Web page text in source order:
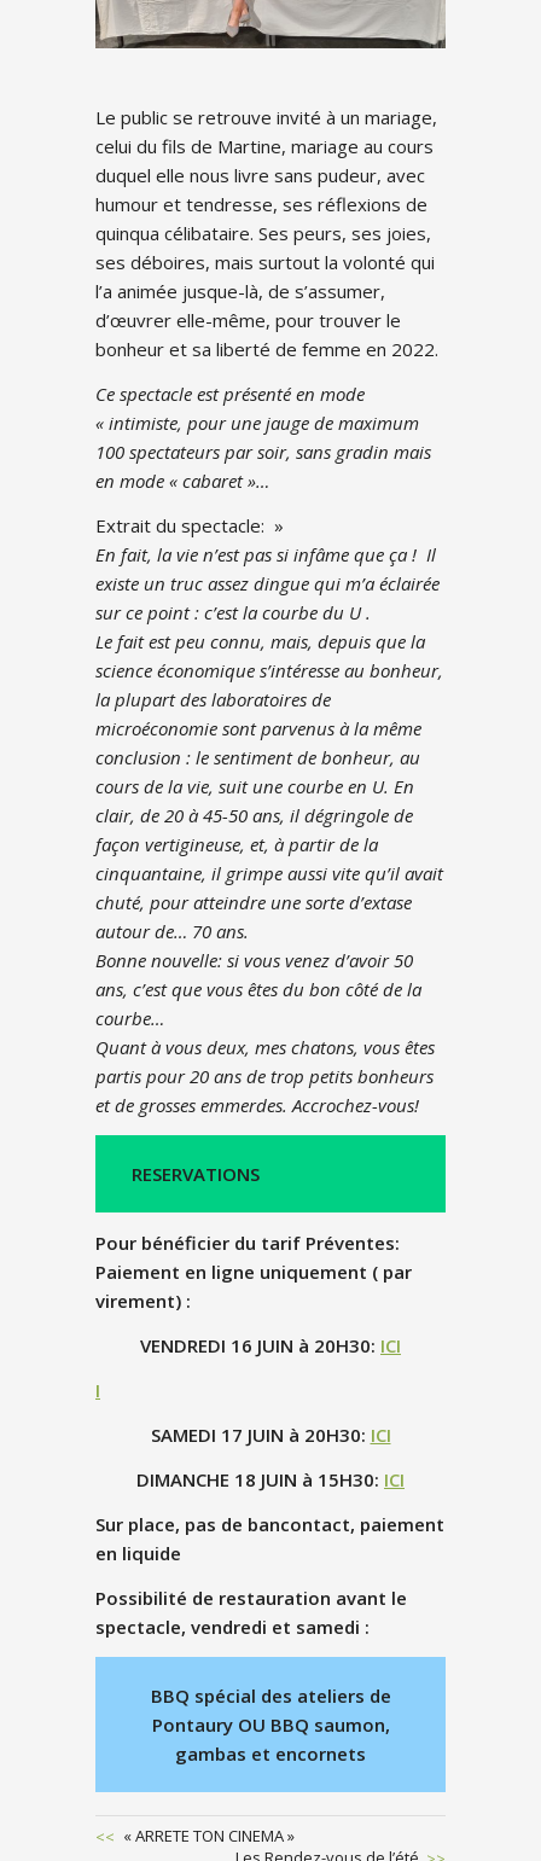
Le public se retrouve invité à un mariage,
celui du fils de Martine, mariage au cours
duquel elle nous livre sans pudeur, avec
humour et tendresse, ses réflexions de
quinqua célibataire. Ses peurs, ses joies,
ses déboires, mais surtout la volonté qui
l’a animée jusque-là, de s’assumer,
d’œuvrer elle-même, pour trouver le
bonheur et sa liberté de femme en 2022.
Ce spectacle est présenté en mode
« intimiste, pour une jauge de maximum
100 spectateurs par soir, sans gradin mais
en mode « cabaret »…
Extrait du spectacle: »
En fait, la vie n’est pas si infâme que ça ! Il
existe un truc assez dingue qui m’a éclairée
sur ce point : c’est la courbe du U .
Le fait est peu connu, mais, depuis que la
science économique s’intéresse au bonheur,
la plupart des laboratoires de
microéconomie sont parvenus à la même
conclusion : le sentiment de bonheur, au
cours de la vie, suit une courbe en U. En
clair, de 20 à 45-50 ans, il dégringole de
façon vertigineuse, et, à partir de la
cinquantaine, il grimpe aussi vite qu’il avait
chuté, pour atteindre une sorte d’extase
autour de… 70 ans.
Bonne nouvelle: si vous venez d’avoir 50
ans, c’est que vous êtes du bon côté de la
courbe…
Quant à vous deux, mes chatons, vous êtes
partis pour 20 ans de trop petits bonheurs
et de grosses emmerdes. Accrochez-vous!
RESERVATIONS
Pour bénéficier du tarif Préventes:
Paiement en ligne uniquement ( par
virement) :
VENDREDI 16 JUIN à 20H30: ICI
I
SAMEDI 17 JUIN à 20H30: ICI
DIMANCHE 18 JUIN à 15H30: ICI
Sur place, pas de bancontact, paiement
en liquide
Possibilité de restauration avant le
spectacle, vendredi et samedi :
BBQ spécial des ateliers de
Pontaury OU BBQ saumon,
gambas et encornets
Previous
« ARRETE TON CINEMA »